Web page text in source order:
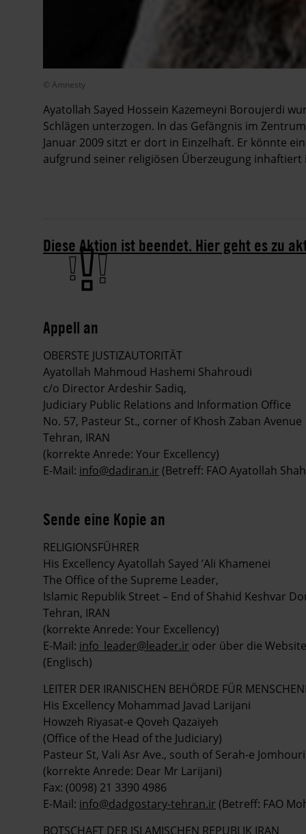
© Amnesty
Ayatollah Sayed Hossein Kazemeyni Boroujerdi
Schlägen unterzogen. In das Gefängnis im
Januar 2009 sitzt er dort in Einzelhaft. Er könnte
aufgrund seiner religiösen Überzeugung inhaftiert
Diese Aktion ist beendet. Hier geht es zu
Appell an
OBERSTE JUSTIZAUTORITÄT
Ayatollah Mahmoud Hashemi Shahroudi
c/o Director Ardeshir Sadiq,
Judiciary Public Relations and Information Office
No. 57, Pasteur St., corner of Khosh Zaban Avenue
Tehran, IRAN
(korrekte Anrede: Your Excellency)
E-Mail: info@dadiran.ir (Betreff: FAO Ayatollah
Sende eine Kopie an
RELIGIONSFÜHRER
His Excellency Ayatollah Sayed ’Ali Khamenei
The Office of the Supreme Leader,
Islamic Republik Street – End of Shahid Keshvar
Tehran, IRAN
(korrekte Anrede: Your Excellency)
E-Mail: info_leader@leader.ir oder über die Website
(Englisch)
LEITER DER IRANISCHEN BEHÖRDE FÜR
His Excellency Mohammad Javad Larijani
Howzeh Riyasat-e Qoveh Qazaiyeh
(Office of the Head of the Judiciary)
Pasteur St, Vali Asr Ave., south of Serah-e
(korrekte Anrede: Dear Mr Larijani)
Fax: (0098) 21 3390 4986
E-Mail: info@dadgostary-tehran.ir (Betreff: FAO
BOTSCHAFT DER ISLAMISCHEN REPUBLIK IRAN